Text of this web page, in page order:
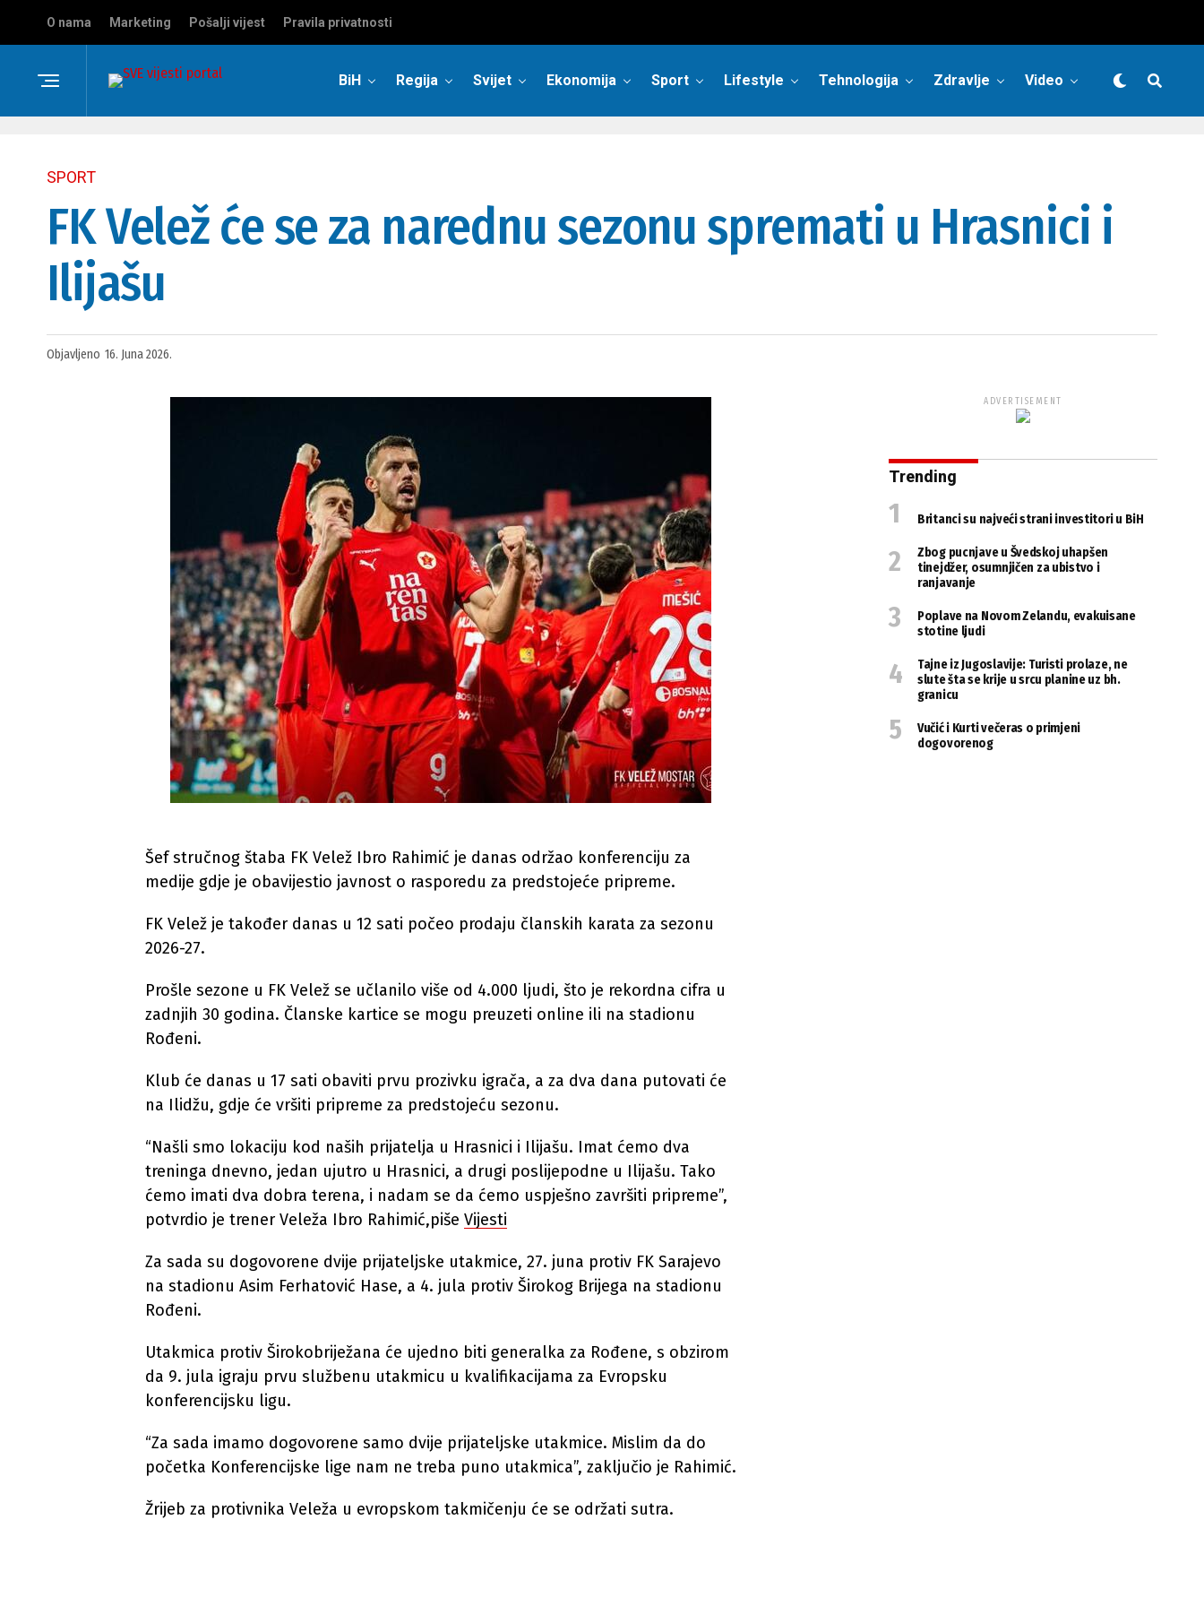
O nama Marketing Pošalji vijest Pravila privatnosti
BiH Regija Svijet Ekonomija Sport Lifestyle Tehnologija Zdravlje Video
SPORT
FK Velež će se za narednu sezonu spremati u Hrasnici i
Ilijašu
Objavljeno 16. Juna 2026.
Šef stručnog štaba FK Velež Ibro Rahimić je danas održao konferenciju za
medije gdje je obavijestio javnost o rasporedu za predstojeće pripreme.
FK Velež je također danas u 12 sati počeo prodaju članskih karata za sezonu
2026-27.
Prošle sezone u FK Velež se učlanilo više od 4.000 ljudi, što je rekordna cifra u
zadnjih 30 godina. Članske kartice se mogu preuzeti online ili na stadionu
Rođeni.
Klub će danas u 17 sati obaviti prvu prozivku igrača, a za dva dana putovati će
na Ilidžu, gdje će vršiti pripreme za predstojeću sezonu.
“Našli smo lokaciju kod naših prijatelja u Hrasnici i Ilijašu. Imat ćemo dva
treninga dnevno, jedan ujutro u Hrasnici, a drugi poslijepodne u Ilijašu. Tako
ćemo imati dva dobra terena, i nadam se da ćemo uspješno završiti pripreme”,
potvrdio je trener Veleža Ibro Rahimić,piše Vijesti
Za sada su dogovorene dvije prijateljske utakmice, 27. juna protiv FK Sarajevo
na stadionu Asim Ferhatović Hase, a 4. jula protiv Širokog Brijega na stadionu
Rođeni.
Utakmica protiv Širokobriježana će ujedno biti generalka za Rođene, s obzirom
da 9. jula igraju prvu službenu utakmicu u kvalifikacijama za Evropsku
konferencijsku ligu.
“Za sada imamo dogovorene samo dvije prijateljske utakmice. Mislim da do
početka Konferencijske lige nam ne treba puno utakmica”, zaključio je Rahimić.
Žrijeb za protivnika Veleža u evropskom takmičenju će se održati sutra.
ADVERTISEMENT
Trending
Britanci su najveći strani investitori u BiH
Zbog pucnjave u Švedskoj uhapšen
tinejdžer, osumnjičen za ubistvo i
ranjavanje
Poplave na Novom Zelandu, evakuisane
stotine ljudi
Tajne iz Jugoslavije: Turisti prolaze, ne
slute šta se krije u srcu planine uz bh.
granicu
Vučić i Kurti večeras o primjeni
dogovorenog